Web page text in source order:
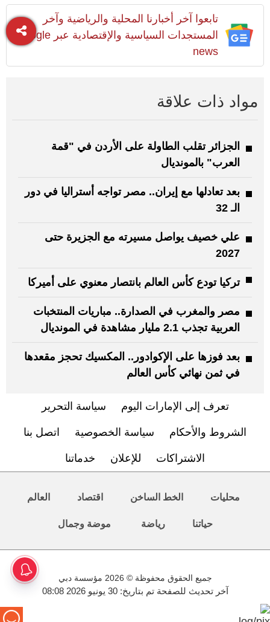
تابعوا آخر أخبارنا المحلية والرياضية وآخر
المستجدات السياسية والإقتصادية عبر Google
news
مواد ذات علاقة
الجزائر تقلب الطاولة على الأردن في "قمة
العرب" بالمونديال
بعد تعادلها مع إيران.. مصر تواجه أستراليا في دور
الـ 32
علي خصيف يواصل مسيرته مع الجزيرة حتى
2027
تركيا تودع كأس العالم بانتصار معنوي على أميركا
مصر والمغرب في الصدارة.. مباريات المنتخبات
العربية تجذب 2.1 مليار مشاهدة في المونديال
بعد فوزها على الإكوادور.. المكسيك تحجز مقعدها
في ثمن نهائي كأس العالم
تعرف إلى الإمارات اليوم سياسة التحرير
الشروط والأحكام سياسة الخصوصية اتصل بنا
الاشتراكات للإعلان خدماتنا
محليات الخط الساخن اقتصاد العالم
حياتنا رياضة موضة وجمال
جميع الحقوق محفوظة © 2026 مؤسسة دبي
آخر تحديث للصفحة تم بتاريخ: 30 يونيو 2026 08:08